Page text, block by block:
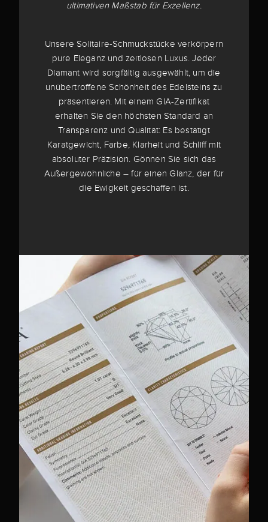
ultimativen Maßstab für Exzellenz.
Unsere Solitaire-Schmuckstücke verkörpern
pure Eleganz und zeitlosen Luxus. Jeder
Diamant wird sorgfältig ausgewählt, um die
unübertroffene Schönheit des Edelsteins zu
präsentieren. Mit einem GIA-Zertifikat
erhalten Sie den höchsten Standard an
Transparenz und Qualität: Es bestätigt
Karatgewicht, Farbe, Klarheit und Schliff mit
absoluter Präzision. Gönnen Sie sich das
Außergewöhnliche – für einen Glanz, der für
die Ewigkeit geschaffen ist.